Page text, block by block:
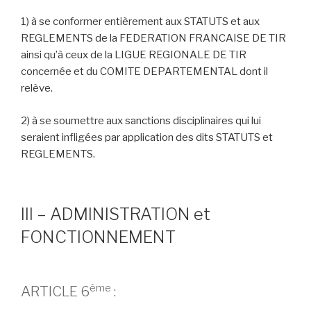
1) à se conformer entièrement aux STATUTS et aux
REGLEMENTS de la FEDERATION FRANCAISE DE TIR
ainsi qu’à ceux de la LIGUE REGIONALE DE TIR
concernée et du COMITE DEPARTEMENTAL dont il
relève.
2) à se soumettre aux sanctions disciplinaires qui lui
seraient infligées par application des dits STATUTS et
REGLEMENTS.
III – ADMINISTRATION et
FONCTIONNEMENT
ARTICLE 6ème :